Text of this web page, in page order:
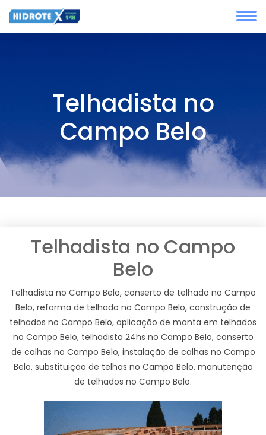
Telhadista no
Campo Belo
Telhadista no Campo
Belo
Telhadista no Campo Belo, conserto de telhado no Campo
Belo, reforma de telhado no Campo Belo, construção de
telhados no Campo Belo, aplicação de manta em telhados
no Campo Belo, telhadista 24hs no Campo Belo, conserto
de calhas no Campo Belo, instalação de calhas no Campo
Belo, substituição de telhas no Campo Belo, manutenção
de telhados no Campo Belo.